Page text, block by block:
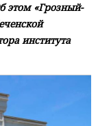
этом «Грозный-
института